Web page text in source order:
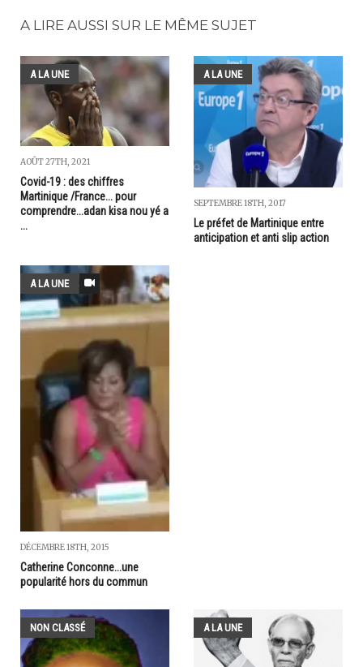
A LIRE AUSSI SUR LE MÊME SUJET
A LA UNE
AOÛT 27TH, 2021
Covid-19 : des chiffres
Martinique /France... pour
comprendre...adan kisa nou yé a
...
A LA UNE
SEPTEMBRE 18TH, 2017
Le préfet de Martinique entre
anticipation et anti slip action
A LA UNE
DÉCEMBRE 18TH, 2015
Catherine Conconne...une
popularité hors du commun
NON CLASSÉ A LA UNE